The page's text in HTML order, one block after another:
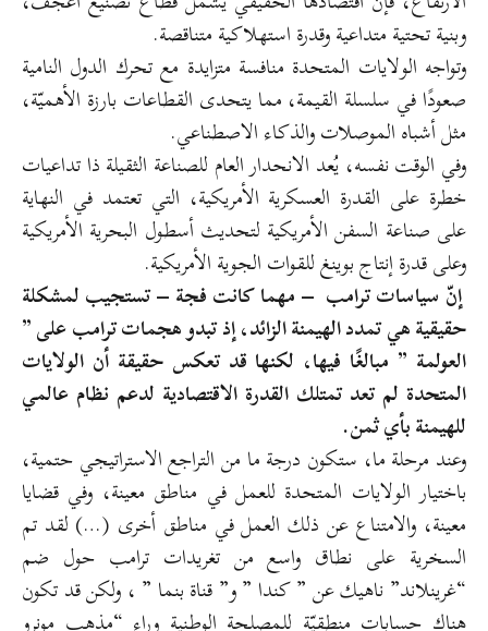
وبنية تحتية متداعية وقدرة استهلاكية متناقصة.
وتواجه الولايات المتحدة منافسة متزايدة مع تحرك الدول النامية
صعودًا في سلسلة القيمة، مما يتحدى القطاعات بارزة الأهميّة،
مثل أشباه الموصلات والذكاء الاصطناعي.
وفي الوقت نفسه، يُعد الانحدار العام للصناعة الثقيلة ذا تداعيات
خطرة على القدرة العسكرية الأمريكية، التي تعتمد في النهاية
على صناعة السفن الأمريكية لتحديث أسطول البحرية الأمريكية
وعلى قدرة إنتاج بوينغ للقوات الجوية الأمريكية.
إنّ سياسات ترامب – مهما كانت فجة – تستجيب لمشكلة
حقيقية هي تمدد الهيمنة الزائد، إذ تبدو هجمات ترامب على ”
العولمة ” مبالغًا فيها، لكنها قد تعكس حقيقة أن الولايات
المتحدة لم تعد تمتلك القدرة الاقتصادية لدعم نظام عالمي
للهيمنة بأي ثمن.
وعند مرحلة ما، ستكون درجة ما من التراجع الاستراتيجي حتمية،
باختيار الولايات المتحدة للعمل في مناطق معينة، وفي قضايا
معينة، والامتناع عن ذلك العمل في مناطق أخرى (…) لقد تم
السخرية على نطاق واسع من تغريدات ترامب حول ضم
“غرينلاند” ناهيك عن ” كندا ” و” قناة بنما ” ، ولكن قد تكون
هناك حسابات منطقيّة للمصلحة الوطنية وراء “مذهب مونرو